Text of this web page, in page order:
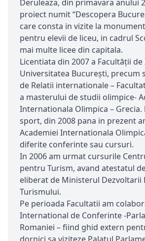
Deruleaza, din primavara anului
proiect numit “Descopera
care consta in vizite la
pentru elevii de liceu, in cadrul
mai multe licee din capitala.
Licentiata din 2007 a Facultăţii
Universitatea Bucureşti, precum
de Relatii internationale –
a masterului de studii olimpice-
Internationala Olimpica – Grecia.
sport, din 2008 pana in prezent
Academiei Internationala
diferite conferinte sau cursuri.
In 2006 am urmat cursurile
pentru Turism, avand atestatul
eliberat de Ministerul Dezvoltarii
Turismului.
Pe perioada Facultatii am
International de Conferinte -
Romaniei – fiind ghid extern